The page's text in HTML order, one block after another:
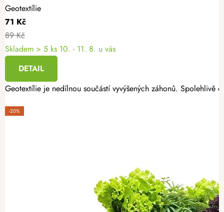
Geotextílie
71 Kč
89 Kč
Skladem > 5 ks 10. - 11. 8. u vás
DETAIL
Geotextílie je nedílnou součástí vyvýšených záhonů.
-20%